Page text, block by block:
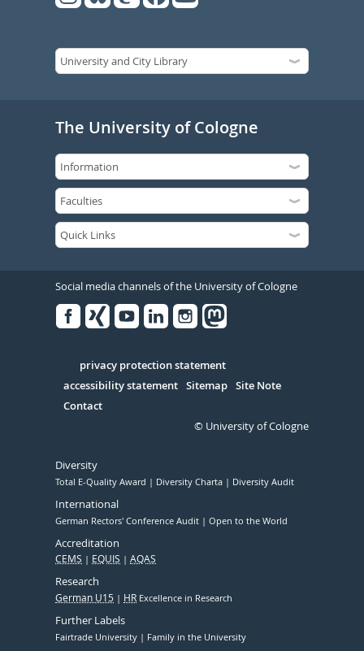
The University of Cologne
Social media channels of the University of Cologne
Serivce
privacy protection statement
accessibility statement Sitemap Site Note
Contact
© University of Cologne
Diversity
Total E-Quality Award Diversity Charta Diversity Audit
International
German Rectors' Conference Audit Open to the World
Accreditation
CEMS EQUIS AQAS
Research
German U15 HR Excellence in Research
Further Labels
Fairtrade University Family in the University